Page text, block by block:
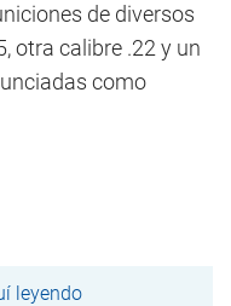
de diversos
otra calibre .22 y un
como
leyendo